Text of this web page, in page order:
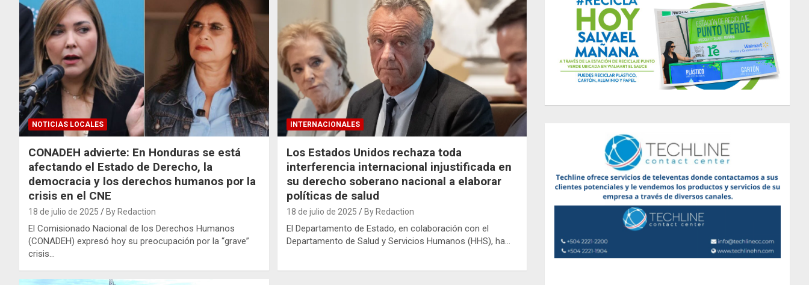
NOTICIAS LOCALES
CONADEH advierte: En Honduras se está
afectando el Estado de Derecho, la
democracia y los derechos humanos por la
crisis en el CNE
18 de julio de 2025 By Redaction
El Comisionado Nacional de los Derechos Humanos
(CONADEH) expresó hoy su preocupación por la “grave”
crisis…
INTERNACIONALES
Los Estados Unidos rechaza toda
interferencia internacional injustificada en
su derecho soberano nacional a elaborar
políticas de salud
18 de julio de 2025 By Redaction
El Departamento de Estado, en colaboración con el
Departamento de Salud y Servicios Humanos (HHS), ha…